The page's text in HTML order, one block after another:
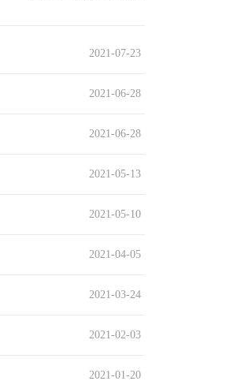
2021-07-23
2021-06-28
2021-06-28
2021-05-13
2021-05-10
2021-04-05
2021-03-24
2021-02-03
2021-01-20